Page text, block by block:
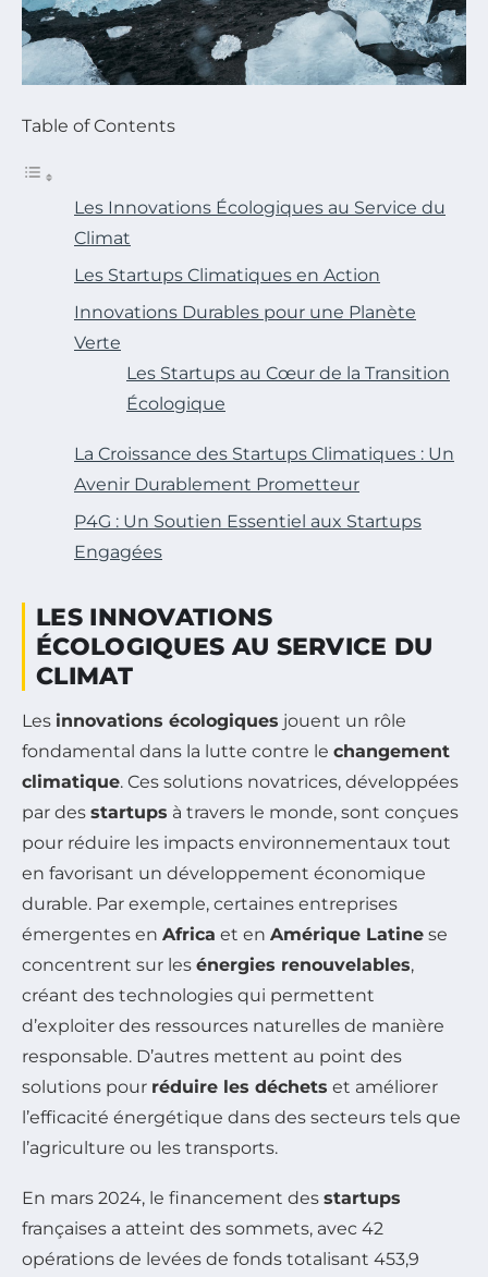
Table of Contents
Les Innovations Écologiques au Service du
Climat
Les Startups Climatiques en Action
Innovations Durables pour une Planète
Verte
Les Startups au Cœur de la Transition
Écologique
La Croissance des Startups Climatiques : Un
Avenir Durablement Prometteur
P4G : Un Soutien Essentiel aux Startups
Engagées
LES INNOVATIONS
ÉCOLOGIQUES AU SERVICE DU
CLIMAT
Les innovations écologiques jouent un rôle
fondamental dans la lutte contre le changement
climatique. Ces solutions novatrices, développées
par des startups à travers le monde, sont conçues
pour réduire les impacts environnementaux tout
en favorisant un développement économique
durable. Par exemple, certaines entreprises
émergentes en Africa et en Amérique Latine se
concentrent sur les énergies renouvelables,
créant des technologies qui permettent
d’exploiter des ressources naturelles de manière
responsable. D’autres mettent au point des
solutions pour réduire les déchets et améliorer
l’efficacité énergétique dans des secteurs tels que
l’agriculture ou les transports.
En mars 2024, le financement des startups
françaises a atteint des sommets, avec 42
opérations de levées de fonds totalisant 453,9